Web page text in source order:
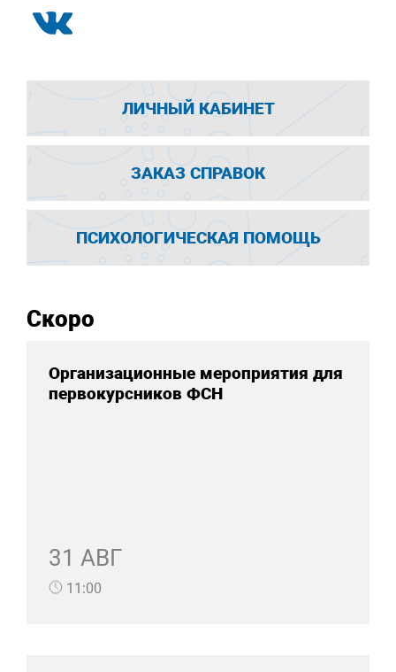
ЛИЧНЫЙ КАБИНЕТ
ЗАКАЗ СПРАВОК
ПСИХОЛОГИЧЕСКАЯ ПОМОЩЬ
Скоро
Организационные мероприятия для
первокурсников ФСН
31 АВГ
11:00